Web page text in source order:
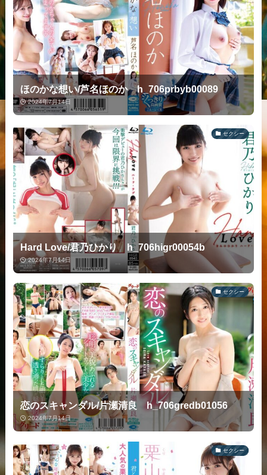
ほのかな想い/芦名ほのか h_706prbyb00089
2024年7月14日
セクシー
Hard Love/君乃ひかり h_706higr00054b
2024年7月14日
セクシー
恋のスキャンダル/片瀬清良 h_706gredb01056
2024年7月14日
セクシー